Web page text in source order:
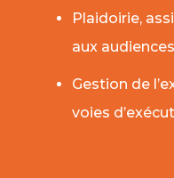
Plaidoirie,
aux audiences
Gestion de
voies